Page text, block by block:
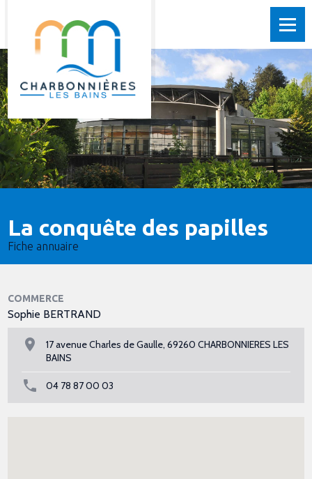
La conquête des papilles
Fiche annuaire
COMMERCE
Sophie BERTRAND
17 avenue Charles de Gaulle, 69260 CHARBONNIERES LES
BAINS
04 78 87 00 03